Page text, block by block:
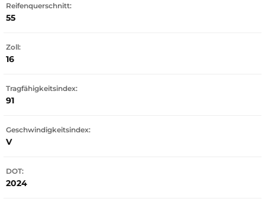
Reifenquerschnitt:
55
Zoll:
16
Tragfähigkeitsindex:
91
Geschwindigkeitsindex:
V
DOT:
2024